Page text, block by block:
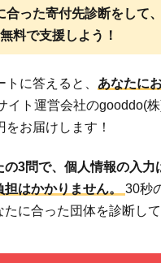
合った寄付先診断をして、
無料で支援しよう！
に答えると、 あなたに
イト運営会社のgooddo(
お届けします！
の3問で、個人情報の入力
担はかかりません。 30秒
たに合った団体を診断し